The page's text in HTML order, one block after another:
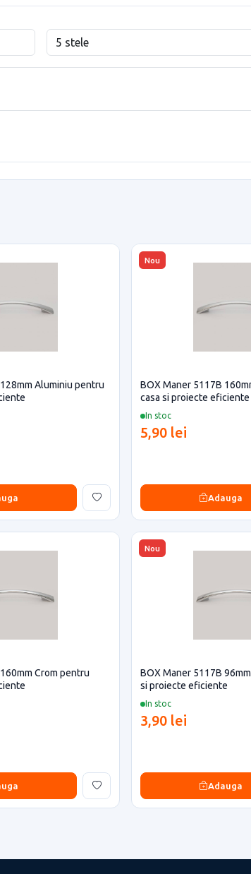
Aluminiu pentru
Nou
In stoc
BOX Maner 5117B
casa si proiecte eficiente
5,90 lei
Adauga
Crom pentru
Nou
In stoc
BOX Maner 5117B
si proiecte eficiente
3,90 lei
Adauga